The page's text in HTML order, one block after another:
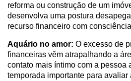
reforma ou construção de um
desenvolva uma postura
recurso financeiro com
Aquário no amor: O excesso de
financeiras vêm atrapalhando a
contato mais íntimo com a pessoa
temporada importante para